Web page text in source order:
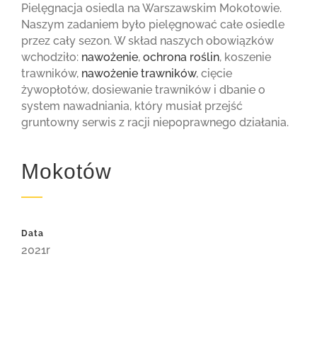
Pielęgnacja osiedla na Warszawskim Mokotowie.
Naszym zadaniem było pielęgnować całe osiedle
przez cały sezon. W skład naszych obowiązków
wchodziło: nawożenie, ochrona roślin, koszenie
trawników, nawożenie trawników, cięcie
żywopłotów, dosiewanie trawników i dbanie o
system nawadniania, który musiał przejść
gruntowny serwis z racji niepoprawnego działania.
Mokotów
Data
2021r